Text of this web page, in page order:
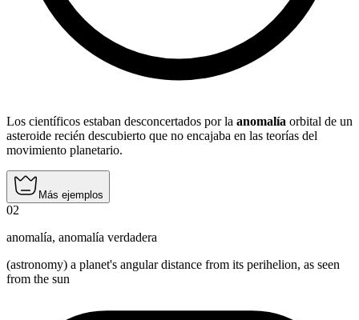
Los científicos estaban desconcertados por la anomalía orbital de un
asteroide recién descubierto que no encajaba en las teorías del
movimiento planetario.
Más ejemplos
02
anomalía, anomalía verdadera
(astronomy) a planet's angular distance from its perihelion, as seen
from the sun